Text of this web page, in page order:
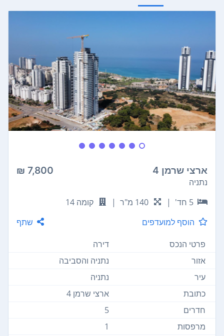
ארצי שרמן 4 7,800 ₪
נתניה
5 חד'
| 140 מ"ר |
קומה 14
הוסף למועדפים
שתף
פרטי הנכס
דירה
אזור
נתניה והסביבה
עיר
נתניה
כתובת
ארצי שרמן 4
חדרים
5
מרפסות
1